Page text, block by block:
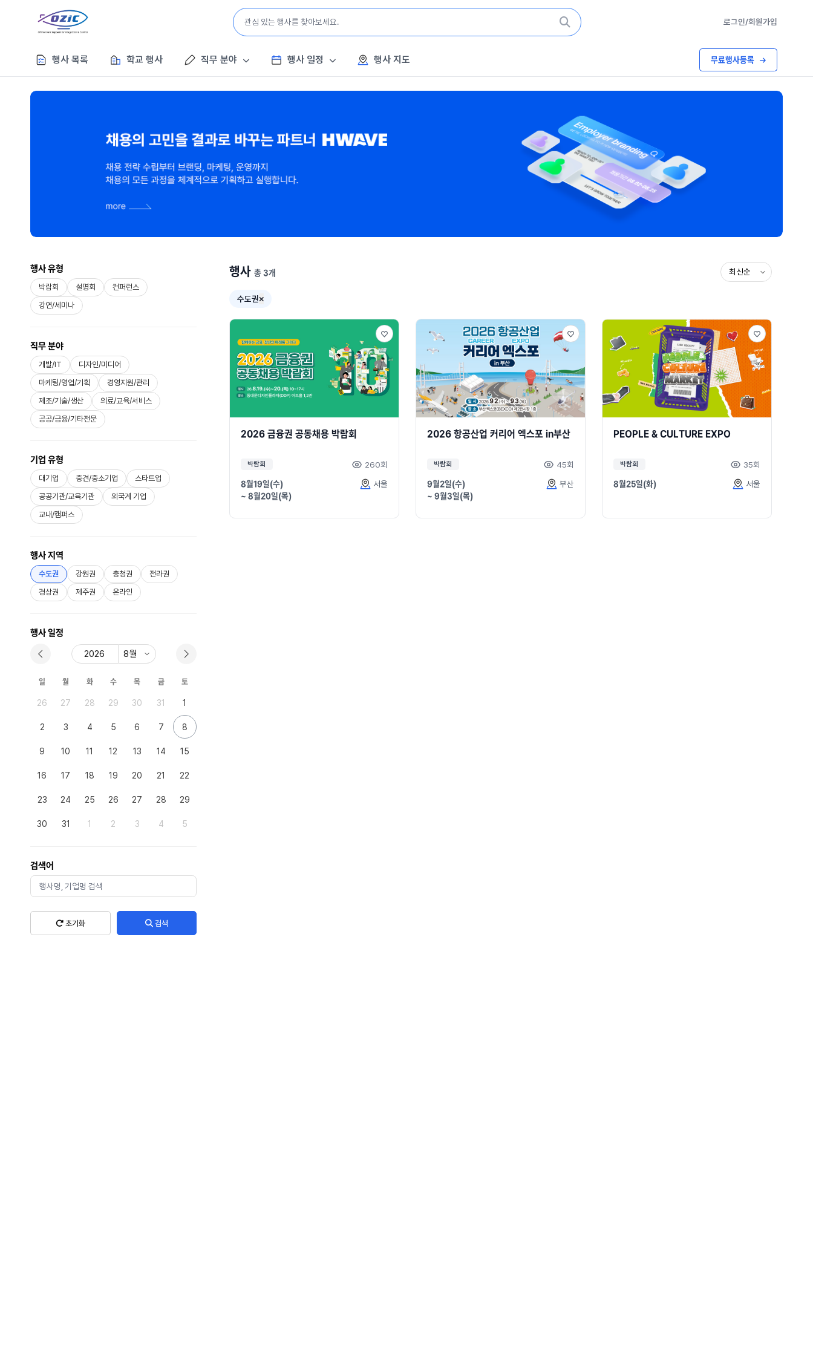
로그인/회원가입
행사 목록 학교 행사 직무 분야 행사 일정 행사 지도 무료행사등록
행사 유형
박람회 설명회
컨퍼런스
강연/세미나
직무 분야
개발/IT
디자인/미디어
마케팅/영업/기획
경영지원/관리
제조/기술/생산
의료/교육/서비스
공공/금융/기타전문
기업 유형
대기업 중견/중소기업
스타트업
공공기관/교육기관
외국계 기업
교내/캠퍼스
행사 지역
수도권 강원권 충청권
전라권
경상권
제주권 온라인
행사 일정
일 월 화 수 목 금 토
26 27 28 29 30 31 1
2 3 4 5 6 7 8
9 10 11 12 13 14 15
16 17 18 19 20 21 22
23 24 25 26 27 28 29
30 31 1 2 3 4 5
검색어
초기화 검색
행사 총 3개
수도권
2026 금융권 공동채용 박람회
박람회 260회
8월19일(수)
~ 8월20일(목)
서울
2026 항공산업 커리어 엑스포 in부산
박람회 45회
9월2일(수)
~ 9월3일(목)
부산
PEOPLE & CULTURE EXPO
박람회 35회
8월25일(화) 서울